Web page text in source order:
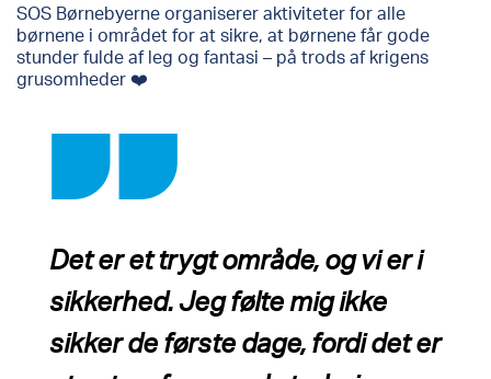
SOS Børnebyerne organiserer aktiviteter for alle
børnene i området for at sikre, at børnene får gode
stunder fulde af leg og fantasi – på trods af krigens
grusomheder ❤️
Det er et trygt område, og vi er i
sikkerhed. Jeg følte mig ikke
sikker de første dage, fordi det er